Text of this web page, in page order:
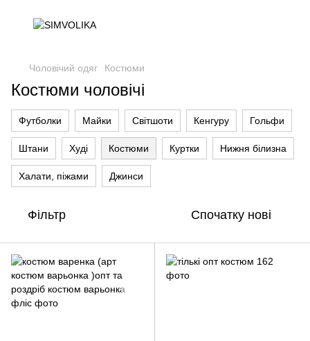
Чоловічий одяг Костюми
Костюми чоловічі
Футболки Майки Світшоти Кенгуру Гольфи
Штани Худі Костюми Куртки Нижня білизна
Халати, піжами Джинси
Фільтр Спочатку нові